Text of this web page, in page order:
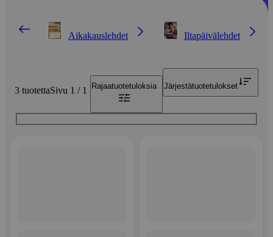
Aikakauslehdet Iltapäivälehdet
3 tuotettaSivu 1 / 1 Rajaatuotetuloksia Järjestätuotetulokset